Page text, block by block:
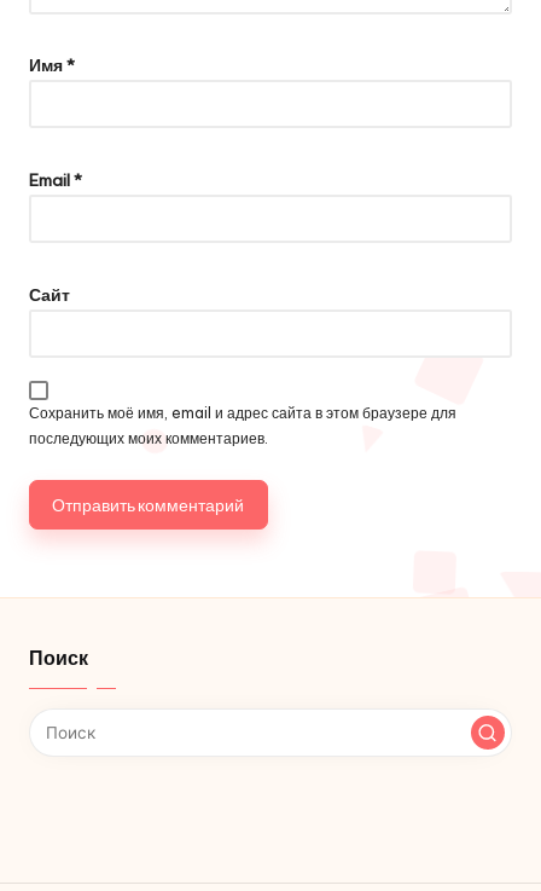
Имя*
Email*
Сайт
Сохранить моё имя, email и адрес сайта в этом браузере для
последующих моих комментариев.
Поиск